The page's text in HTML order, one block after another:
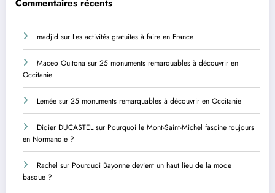
Commentaires récents
madjid sur Les activités gratuites à faire en France
Maceo Ouitona sur 25 monuments remarquables à découvrir en
Occitanie
Lemée sur 25 monuments remarquables à découvrir en Occitanie
Didier DUCASTELsur Pourquoi le Mont-Saint-Michel fascine toujours
en Normandie ?
Rachel sur Pourquoi Bayonne devient un haut lieu de la mode
basque ?